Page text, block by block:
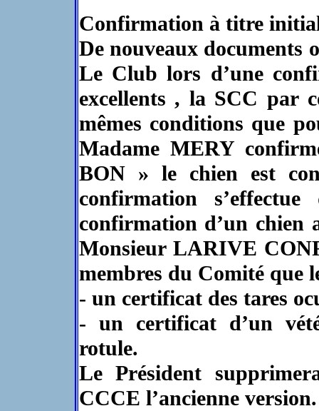
Confirmation à titre
De nouveaux documents
Le Club lors d’une
excellents , la SCC par
mêmes conditions que
Madame MERY
BON » le chien est
confirmation
confirmation d’un chien
Monsieur LARIVE
membres du Comité que
- un certificat des tares
- un certificat d’un
rotule.
Le Président
CCCE l’ancienne version.